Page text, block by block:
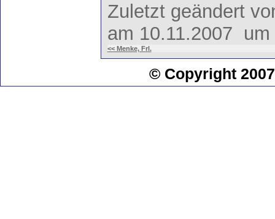
Zuletzt geändert
am 10.11.2007 um
<< Menke, Frl.
© Copyright